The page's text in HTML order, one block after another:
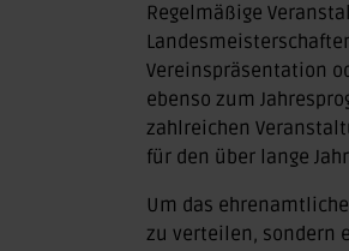
Regelmäßige
Vereinspräsentation
ebenso zum
zahlreichen
für den über lange
Um das
zu verteilen, sondern